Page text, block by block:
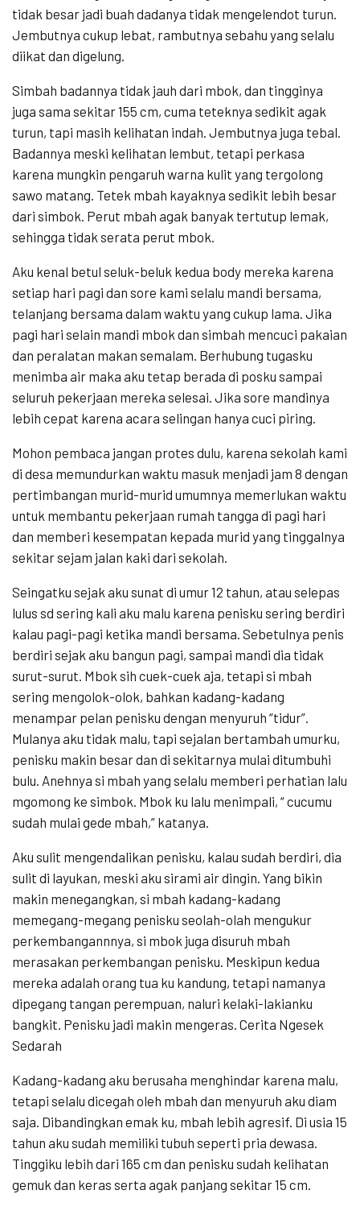
tidak besar jadi buah dadanya tidak mengelendot turun.
Jembutnya cukup lebat, rambutnya sebahu yang selalu
diikat dan digelung.
Simbah badannya tidak jauh dari mbok, dan tingginya
juga sama sekitar 155 cm, cuma teteknya sedikit agak
turun, tapi masih kelihatan indah. Jembutnya juga tebal.
Badannya meski kelihatan lembut, tetapi perkasa
karena mungkin pengaruh warna kulit yang tergolong
sawo matang. Tetek mbah kayaknya sedikit lebih besar
dari simbok. Perut mbah agak banyak tertutup lemak,
sehingga tidak serata perut mbok.
Aku kenal betul seluk-beluk kedua body mereka karena
setiap hari pagi dan sore kami selalu mandi bersama,
telanjang bersama dalam waktu yang cukup lama. Jika
pagi hari selain mandi mbok dan simbah mencuci pakaian
dan peralatan makan semalam. Berhubung tugasku
menimba air maka aku tetap berada di posku sampai
seluruh pekerjaan mereka selesai. Jika sore mandinya
lebih cepat karena acara selingan hanya cuci piring.
Mohon pembaca jangan protes dulu, karena sekolah kami
di desa memundurkan waktu masuk menjadi jam 8 dengan
pertimbangan murid-murid umumnya memerlukan waktu
untuk membantu pekerjaan rumah tangga di pagi hari
dan memberi kesempatan kepada murid yang tinggalnya
sekitar sejam jalan kaki dari sekolah.
Seingatku sejak aku sunat di umur 12 tahun, atau selepas
lulus sd sering kali aku malu karena penisku sering berdiri
kalau pagi-pagi ketika mandi bersama. Sebetulnya penis
berdiri sejak aku bangun pagi, sampai mandi dia tidak
surut-surut. Mbok sih cuek-cuek aja, tetapi si mbah
sering mengolok-olok, bahkan kadang-kadang
menampar pelan penisku dengan menyuruh “tidur”.
Mulanya aku tidak malu, tapi sejalan bertambah umurku,
penisku makin besar dan di sekitarnya mulai ditumbuhi
bulu. Anehnya si mbah yang selalu memberi perhatian lalu
mgomong ke simbok. Mbok ku lalu menimpali, “ cucumu
sudah mulai gede mbah,” katanya.
Aku sulit mengendalikan penisku, kalau sudah berdiri, dia
sulit di layukan, meski aku sirami air dingin. Yang bikin
makin menegangkan, si mbah kadang-kadang
memegang-megang penisku seolah-olah mengukur
perkembangannnya, si mbok juga disuruh mbah
merasakan perkembangan penisku. Meskipun kedua
mereka adalah orang tua ku kandung, tetapi namanya
dipegang tangan perempuan, naluri kelaki-lakianku
bangkit. Penisku jadi makin mengeras. Cerita Ngesek
Sedarah
Kadang-kadang aku berusaha menghindar karena malu,
tetapi selalu dicegah oleh mbah dan menyuruh aku diam
saja. Dibandingkan emak ku, mbah lebih agresif. Di usia 15
tahun aku sudah memiliki tubuh seperti pria dewasa.
Tinggiku lebih dari 165 cm dan penisku sudah kelihatan
gemuk dan keras serta agak panjang sekitar 15 cm.